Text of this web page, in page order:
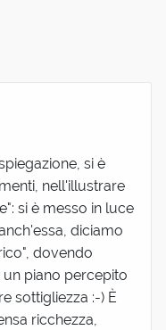
si è
nell'illustrare
si è messo in luce
diciamo
dovendo
piano percepito
sottigliezza :-) È
ricchezza,